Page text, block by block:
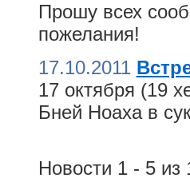
Прошу всех
пожелания!
17.10.2011
17 октября (19
Бней Ноаха в
Новости 1 - 5 из